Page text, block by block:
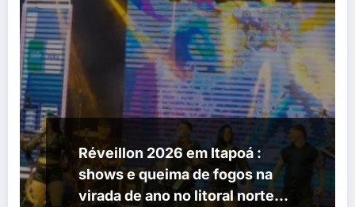
Réveillon 2026 em Itapoá :
shows e queima de fogos na
virada de ano no litoral norte